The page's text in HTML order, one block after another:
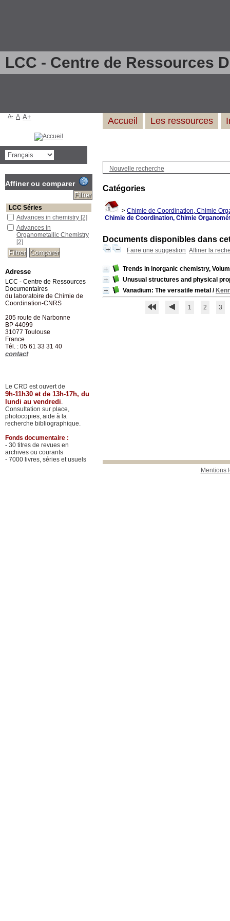
LCC - Centre de Ressources
Nouvelle recherche
Catégories
> Chimie de Coordination, Chimie
Chimie de Coordination, Chimie
Documents disponibles dans
Faire une suggestion Affiner la
Trends in inorganic chemistry,
Unusual structures and physical
Vanadium: The versatile metal /
1 2 3
Mentions
Accueil Les ressources
A- A A+
Affiner ou comparer
LCC Séries
Advances in chemistry [2]
Advances in
Organometallic Chemistry
[2]
Adresse
LCC - Centre de Ressources
Documentaires
du laboratoire de Chimie de
Coordination-CNRS
205 route de Narbonne
BP 44099
31077 Toulouse
France
Tél. : 05 61 33 31 40
contact
Le CRD est ouvert de
9h-11h30 et de 13h-17h, du
lundi au vendredi.
Consultation sur place,
photocopies, aide à la
recherche bibliographique.
Fonds documentaire :
- 30 titres de revues en
archives ou courants
- 7000 livres, séries et usuels